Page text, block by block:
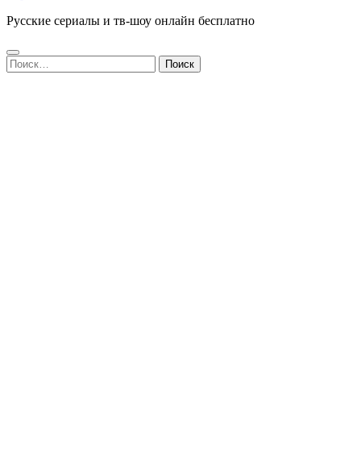
Русские сериалы и тв-шоу онлайн бесплатно
Найти: